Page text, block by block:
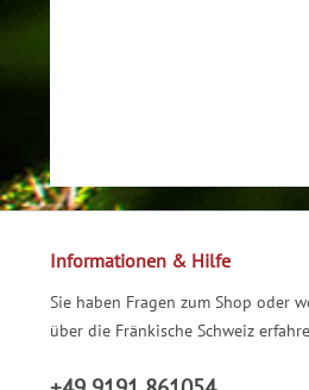
Informationen & Hilfe
Sie haben Fragen zum Shop oder
über die Fränkische Schweiz